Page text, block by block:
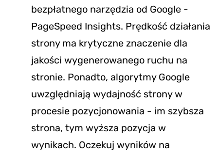
bezpłatnego narzędzia od Google -
PageSpeed Insights. Prędkość działania
strony ma krytyczne znaczenie dla
jakości wygenerowanego ruchu na
stronie. Ponadto, algorytmy Google
uwzględniają wydajność strony w
procesie pozycjonowania - im szybsza
strona, tym wyższa pozycja w
wynikach. Oczekuj wyników na